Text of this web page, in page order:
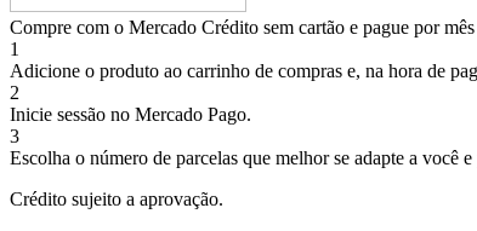
Compre com o Mercado Crédito sem cartão e pague por mês
1
Adicione o produto ao carrinho de compras e, na hora de
2
Inicie sessão no Mercado Pago.
3
Escolha o número de parcelas que melhor se adapte a você
Crédito sujeito a aprovação.